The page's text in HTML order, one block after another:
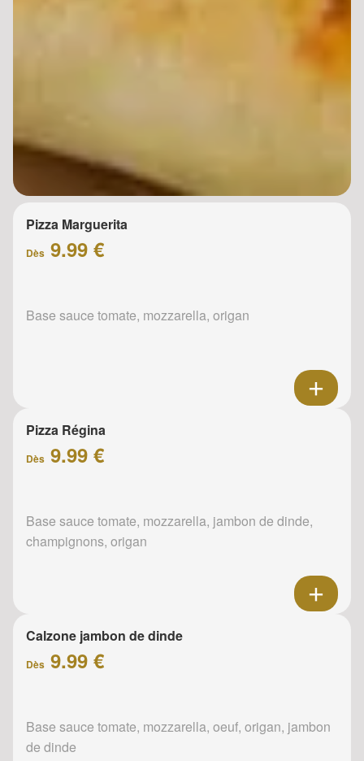
Pizza Marguerita
Dès 9.99 €
Base sauce tomate, mozzarella, origan
Pizza Régina
Dès 9.99 €
Base sauce tomate, mozzarella, jambon de dinde,
champignons, origan
Calzone jambon de dinde
Dès 9.99 €
Base sauce tomate, mozzarella, oeuf, origan, jambon
de dinde